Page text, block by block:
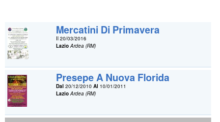
Mercatini Di Primavera
Il 20/03/2016
Lazio Ardea (RM)
Presepe A Nuova Florida
Dal 20/12/2010Al 10/01/2011
Lazio Ardea (RM)